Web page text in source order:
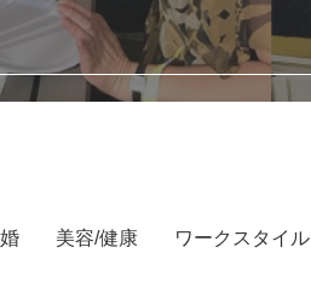
美容/健康 ワークスタイル